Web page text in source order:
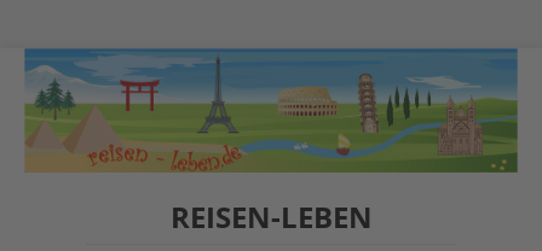
REISEN-LEBEN